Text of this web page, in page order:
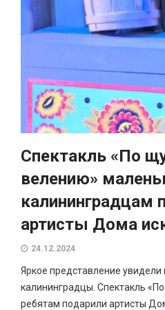
Спектакль «По
велению»
калининградцам
артисты Дома
24.12.2024
Яркое представление увидели
калининградцы. Спектакль
ребятам подарили артисты